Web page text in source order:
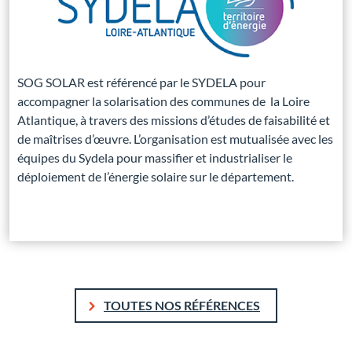
SOG SOLAR est référencé par le SYDELA pour
accompagner la solarisation des communes de la Loire
Atlantique, à travers des missions d’études de faisabilité et
de maîtrises d’œuvre. L’organisation est mutualisée avec les
équipes du Sydela pour massifier et industrialiser le
déploiement de l’énergie solaire sur le département.
TOUTES NOS RÉFÉRENCES